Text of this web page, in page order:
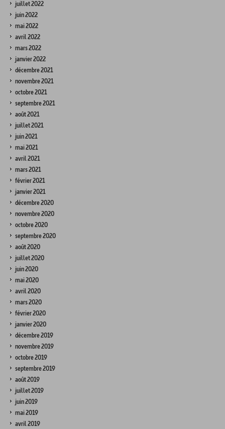
juillet 2022
juin 2022
mai 2022
avril 2022
mars 2022
janvier 2022
décembre 2021
novembre 2021
octobre 2021
septembre 2021
août 2021
juillet 2021
juin 2021
mai 2021
avril 2021
mars 2021
février 2021
janvier 2021
décembre 2020
novembre 2020
octobre 2020
septembre 2020
août 2020
juillet 2020
juin 2020
mai 2020
avril 2020
mars 2020
février 2020
janvier 2020
décembre 2019
novembre 2019
octobre 2019
septembre 2019
août 2019
juillet 2019
juin 2019
mai 2019
avril 2019